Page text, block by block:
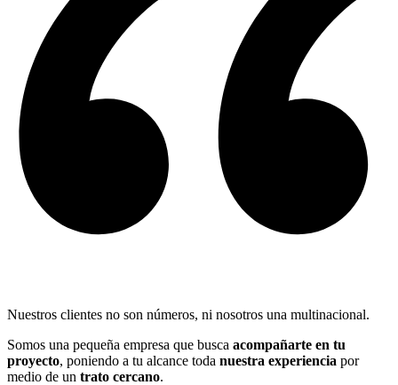
Nuestros clientes no son números, ni nosotros una multinacional.
Somos una pequeña empresa que busca acompañarte en tu
proyecto, poniendo a tu alcance toda nuestra experiencia por
medio de un trato cercano.